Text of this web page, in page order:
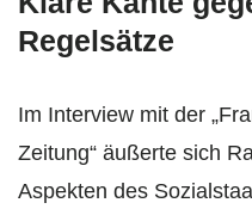
Regelsätze
Im Interview mit der
Zeitung“ äußerte sich
Aspekten des